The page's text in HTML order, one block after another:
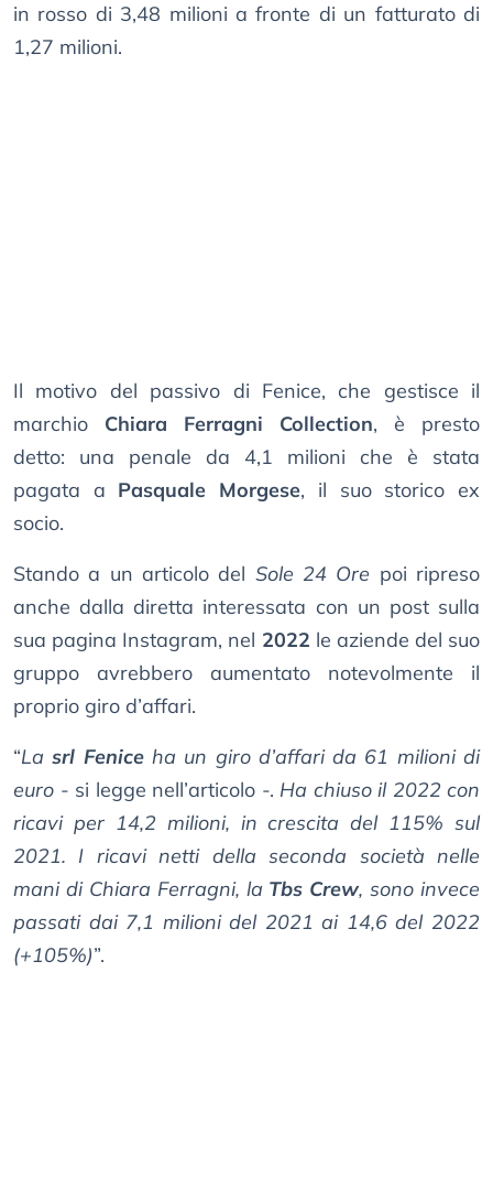
in rosso di 3,48 milioni a fronte di un fatturato di
1,27 milioni.
Il motivo del passivo di Fenice, che gestisce il
marchio Chiara Ferragni Collection, è presto
detto: una penale da 4,1 milioni che è stata
pagata a Pasquale Morgese, il suo storico ex
socio.
Stando a un articolo del Sole 24 Ore poi ripreso
anche dalla diretta interessata con un post sulla
sua pagina Instagram, nel 2022 le aziende del suo
gruppo avrebbero aumentato notevolmente il
proprio giro d’affari.
“Lasrl Feniceha un giro d’affari da 61 milioni di
euro - si legge nell’articolo -. Ha chiuso il 2022 con
ricavi per 14,2 milioni, in crescita del 115% sul
2021. I ricavi netti della seconda società nelle
mani di Chiara Ferragni, la Tbs Crew, sono invece
passati dai 7,1 milioni del 2021 ai 14,6 del 2022
(+105%)”.